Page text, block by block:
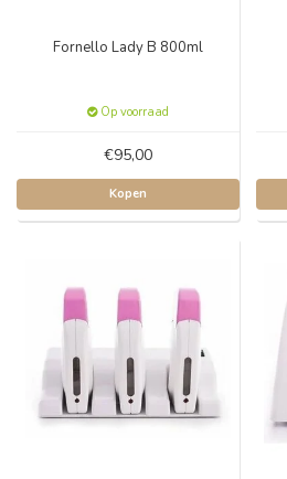
Fornello Lady B 800ml
Op voorraad
€95,00
Kopen